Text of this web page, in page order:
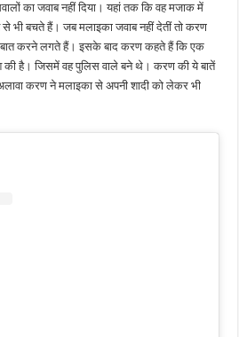
का जवाब नहीं दिया। यहां तक ​​कि वह मजाक में
भी बचते हैं। जब मलाइका जवाब नहीं देतीं तो करण
बात करने लगते हैं। इसके बाद करण कहते हैं कि एक
की है। जिसमें वह पुलिस वाले बने थे। करण की ये बातें
करण ने मलाइका से अपनी शादी को लेकर भी